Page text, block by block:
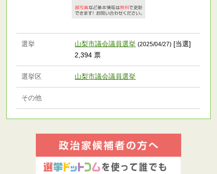
選挙 山梨市議会議員選挙 (2025/04/27) [当選]
2,394 票
選挙区 山梨市議会議員選挙
その他